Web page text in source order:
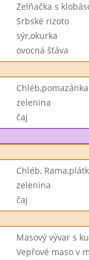
Zelňačka s
Srbské rizoto
sýr,okurka
ovocná šťáva
zelenina
čaj
Chléb,
zelenina
čaj
Masový vývar s
Vepřové maso v